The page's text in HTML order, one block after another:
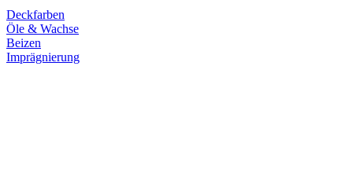
Deckfarben
Öle & Wachse
Beizen
Imprägnierung